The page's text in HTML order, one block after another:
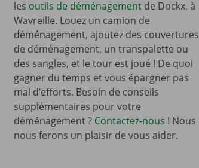
les outils de déménagementde Dockx, à
Wavreille. Louez un camion de
déménagement, ajoutez des couvertures
de déménagement, un transpalette ou
des sangles, et le tour est joué ! De quoi
gagner du temps et vous épargner pas
mal d’efforts. Besoin de conseils
supplémentaires pour votre
déménagement ? Contactez-nous ! Nous
nous ferons un plaisir de vous aider.